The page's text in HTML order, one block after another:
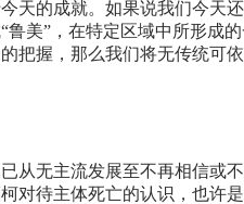
天的成就。如果说我们今天
鲁美”，在特定区域中所形成
把握，那么我们将无传统可
从无主流发展至不再相信或
对待主体死亡的认识，也许